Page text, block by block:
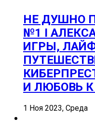
НЕ ДУШНО
№1 I
ИГРЫ,
И ЛЮБОВЬ
1 Ноя 2023, Среда